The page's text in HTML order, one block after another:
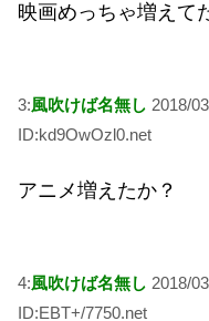
映画めっちゃ増えて
3:風吹けば名無し 2018/
ID:kd9OwOzl0.net
アニメ増えたか？
4:風吹けば名無し 2018/
ID:EBT+/7750.net